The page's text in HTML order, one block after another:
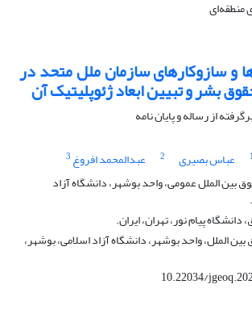
و سازوکارهای سازمان ملل متحد در
بشر و تبیین ابعاد ژئوپلیتیک آن
از رساله و پایان نامه
عباس بصیری 2 عبدالمحمد افروغ 3
بین الملل عمومی، واحد بوشهر، دانشگاه آزاد
پیام نور، تهران، ایران.
الملل، واحد بوشهر، دانشگاه آزاد اسلامی، بوشهر،
10.22034/